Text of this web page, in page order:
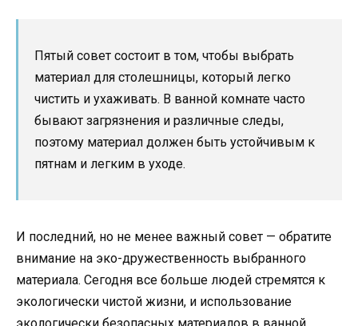
Пятый совет состоит в том, чтобы выбрать
материал для столешницы, который легко
чистить и ухаживать. В ванной комнате часто
бывают загрязнения и различные следы,
поэтому материал должен быть устойчивым к
пятнам и легким в уходе.
И последний, но не менее важный совет — обратите
внимание на эко-дружественность выбранного
материала. Сегодня все больше людей стремятся к
экологически чистой жизни, и использование